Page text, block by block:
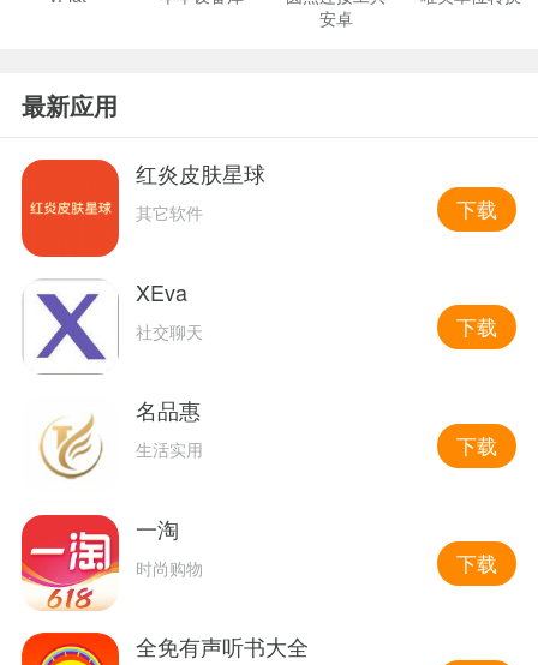
安卓
最新应用
红炎皮肤星球
其它软件 下载
XEva
社交聊天 下载
名品惠
生活实用 下载
一淘
时尚购物 下载
全免有声听书大全